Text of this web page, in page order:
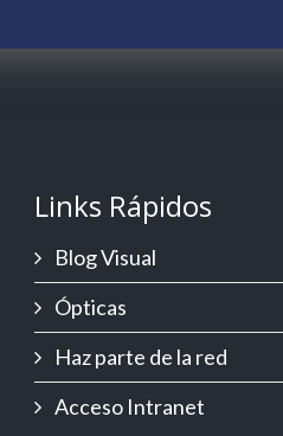
Links Rápidos
Blog Visual
Ópticas
Haz parte de la red
Acceso Intranet